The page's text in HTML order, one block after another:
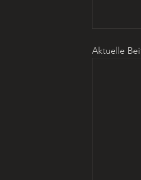
Aktuelle